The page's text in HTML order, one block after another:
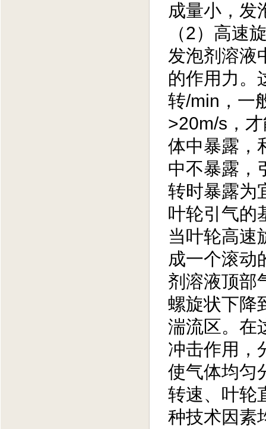
成量小，发
（2）高速
发泡剂溶液
的作用力。
转/min，一
>20m/s，
体中暴露，
中不暴露，
转时暴露为
叶轮引气的
当叶轮高速
成一个滚动
剂溶液顶部
螺旋状下降
湍流区。在
冲击作用，
使气体均匀
转速、叶轮
种技术因素